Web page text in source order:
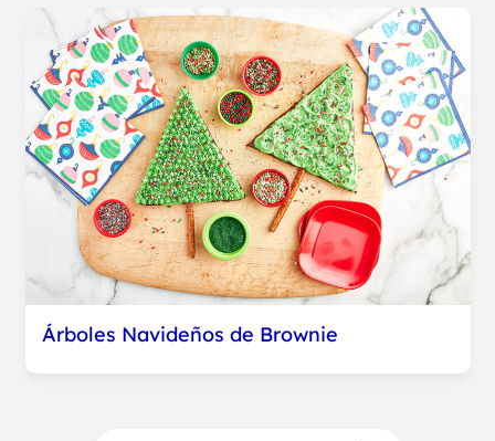
Árboles Navideños de Brownie